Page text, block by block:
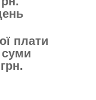
плати
суми